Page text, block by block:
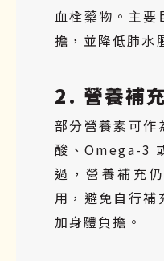
血栓藥物。主要
擔，並降低肺水
2. 營養補充
部分營養素可作
酸、Omega-3
過，營養補充
用，避免自行補
加身體負擔。